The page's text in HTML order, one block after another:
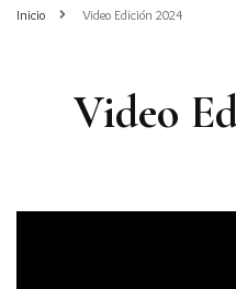
Inicio Video Edición 2024
Video